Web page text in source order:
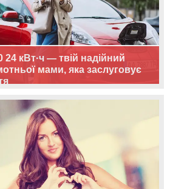
24 кВт·ч — твій надійний
мами, яка заслуговує